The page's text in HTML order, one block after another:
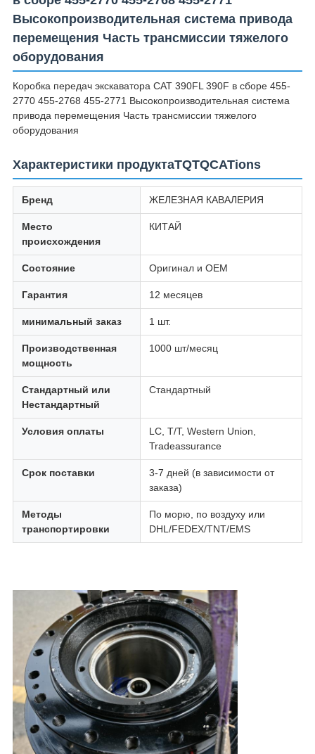
Высокопроизводительная система привода
перемещения Часть трансмиссии тяжелого
оборудования
Коробка передач экскаватора CAT 390FL 390F в сборе 455-
2770 455-2768 455-2771 Высокопроизводительная система
привода перемещения Часть трансмиссии тяжелого
оборудования
Характеристики продуктаTQTQCATions
Бренд ЖЕЛЕЗНАЯ КАВАЛЕРИЯ
Место
происхождения
КИТАЙ
Состояние Оригинал и OEM
Гарантия 12 месяцев
минимальный заказ 1 шт.
Производственная
мощность
1000 шт/месяц
Стандартный или
Нестандартный
Стандартный
Условия оплаты
LC, T/T, Western Union,
Tradeassurance
Срок поставки
3-7 дней (в зависимости от
заказа)
Методы
транспортировки
По морю, по воздуху или
DHL/FEDEX/TNT/EMS